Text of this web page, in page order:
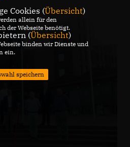
Cookies (Übersicht)
allein für den
der Webseite benötigt.
(Übersicht)
binden wir Dienste und
ein.
speichern